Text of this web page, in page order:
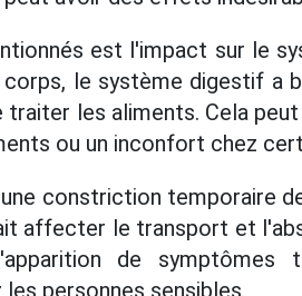
est l'impact sur le
le système digestif a
les aliments. Cela
ou un inconfort chez
constriction temporaire
affecter le transport et
de symptômes
personnes sensibles.